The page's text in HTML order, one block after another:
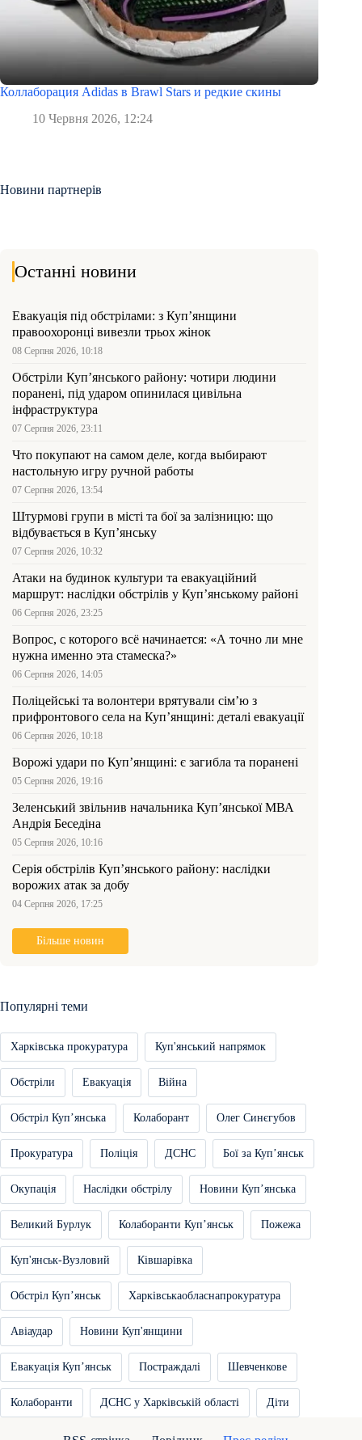
Коллаборация Adidas в Brawl Stars и редкие скины
10 Червня 2026, 12:24
Новини партнерів
Останні новини
Евакуація під обстрілами: з Куп’янщини
правоохоронці вивезли трьох жінок
08 Серпня 2026, 10:18
Обстріли Куп’янського району: чотири людини
поранені, під ударом опинилася цивільна
інфраструктура
07 Серпня 2026, 23:11
Что покупают на самом деле, когда выбирают
настольную игру ручной работы
07 Серпня 2026, 13:54
Штурмові групи в місті та бої за залізницю: що
відбувається в Куп’янську
07 Серпня 2026, 10:32
Атаки на будинок культури та евакуаційний
маршрут: наслідки обстрілів у Куп’янському районі
06 Серпня 2026, 23:25
Вопрос, с которого всё начинается: «А точно ли мне
нужна именно эта стамеска?»
06 Серпня 2026, 14:05
Поліцейські та волонтери врятували сім’ю з
прифронтового села на Куп’янщині: деталі евакуації
06 Серпня 2026, 10:18
Ворожі удари по Куп’янщині: є загибла та поранені
05 Серпня 2026, 19:16
Зеленський звільнив начальника Купʼянської МВА
Андрія Беседіна
05 Серпня 2026, 10:16
Серія обстрілів Куп’янського району: наслідки
ворожих атак за добу
04 Серпня 2026, 17:25
Більше новин
Популярні теми
Харківська прокуратура Куп'янський напрямок
Обстріли Евакуація Війна
Обстріл Купʼянська Колаборант Олег Синєгубов
Прокуратура Поліція ДСНС Бої за Купʼянськ
Окупація Наслідки обстрілу Новини Купʼянська
Великий Бурлук Колаборанти Купʼянськ Пожежа
Куп'янськ-Вузловий Ківшарівка
Обстріл Купʼянськ Харківськаобласнапрокуратура
Авіаудар Новини Куп'янщини
Евакуація Купʼянськ Постраждалі Шевченкове
Колаборанти ДСНС у Харківській області Діти